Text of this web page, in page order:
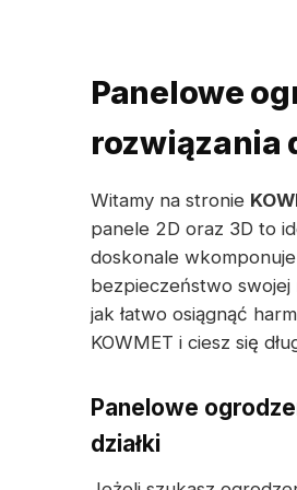
Panelowe
rozwiązania
Witamy na stronie
panele 2D oraz 3D to
doskonale
bezpieczeństwo
jak łatwo osiągnąć
KOWMET i ciesz się
Panelowe
działki